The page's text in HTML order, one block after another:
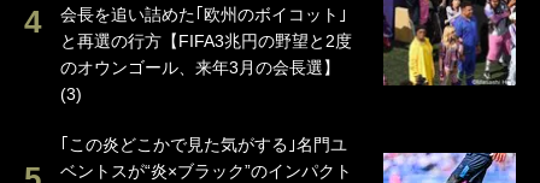
会長を追い詰めた｢欧州のボイコット｣
と再選の行方【FIFA3兆円の野望と2度
のオウンゴール、来年3月の会長選】
(3)
｢この炎どこかで見た気がする｣名門ユ
ベントスが“炎×ブラック”のインパクト